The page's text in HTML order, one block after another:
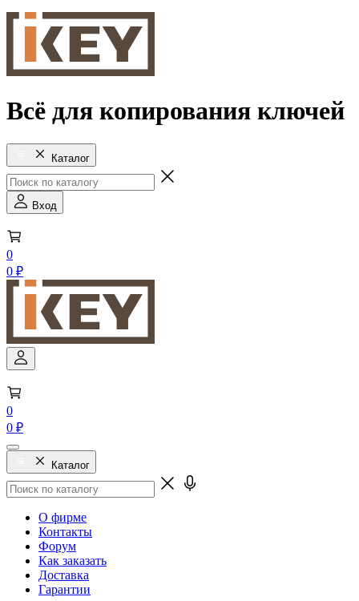
Всё для копирования ключей
Каталог
Вход
0
0 ₽
0
0 ₽
Каталог
О фирме
Контакты
Форум
Как заказать
Доставка
Гарантии